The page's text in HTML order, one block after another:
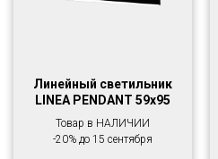
Линейный светильник
LINEA PENDANT 59х95
Товар в НАЛИЧИИ
-20% до 15 сентября